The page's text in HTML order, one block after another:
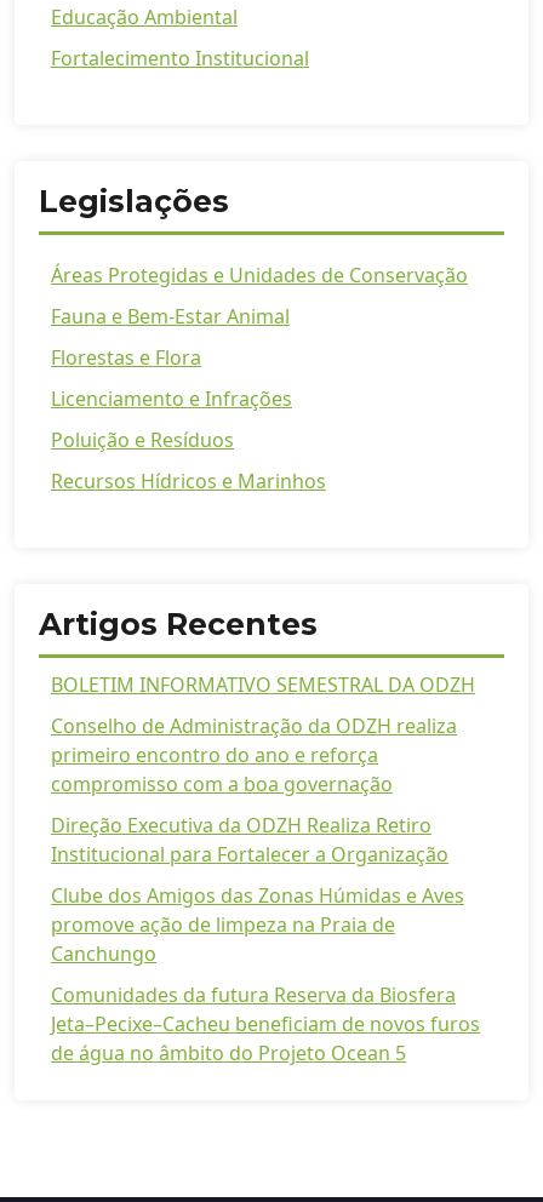
Educação Ambiental
Fortalecimento Institucional
Legislações
Áreas Protegidas e Unidades de Conservação
Fauna e Bem-Estar Animal
Florestas e Flora
Licenciamento e Infrações
Poluição e Resíduos
Recursos Hídricos e Marinhos
Artigos Recentes
BOLETIM INFORMATIVO SEMESTRAL DA ODZH
Conselho de Administração da ODZH realiza
primeiro encontro do ano e reforça
compromisso com a boa governação
Direção Executiva da ODZH Realiza Retiro
Institucional para Fortalecer a Organização
Clube dos Amigos das Zonas Húmidas e Aves
promove ação de limpeza na Praia de
Canchungo
Comunidades da futura Reserva da Biosfera
Jeta–Pecixe–Cacheu beneficiam de novos furos
de água no âmbito do Projeto Ocean 5